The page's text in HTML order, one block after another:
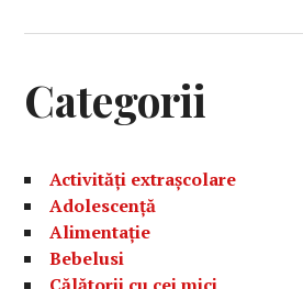
Categorii
Activități extrașcolare
Adolescență
Alimentație
Bebelusi